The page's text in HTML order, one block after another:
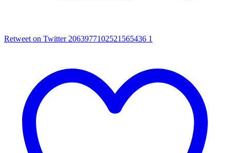
Retweet on Twitter 2063977102521565436 1